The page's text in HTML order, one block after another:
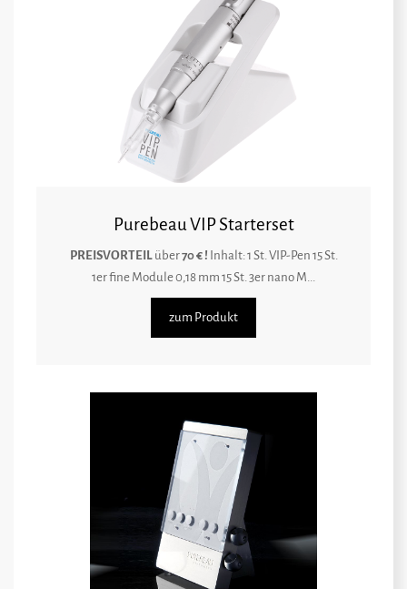
Purebeau VIP Starterset
PREISVORTEIL über70 € ! Inhalt: 1 St. VIP-Pen 15 St.
1er fine Module 0,18 mm 15 St. 3er nano M...
zum Produkt